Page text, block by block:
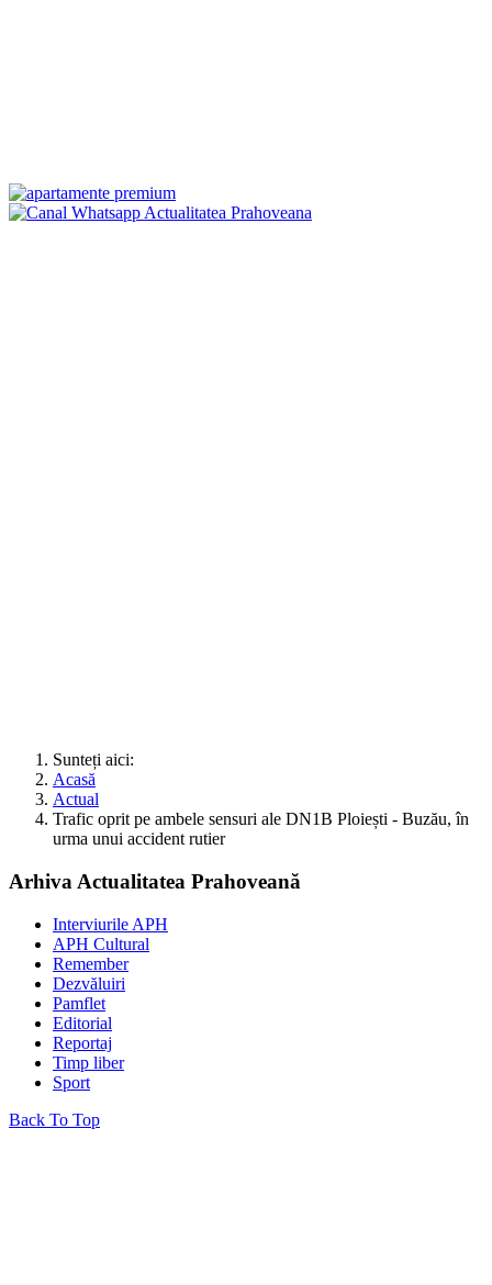
Sunteți aici:
Acasă
Actual
Trafic oprit pe ambele sensuri ale DN1B Ploiești - Buzău, în
urma unui accident rutier
Arhiva Actualitatea Prahoveană
Interviurile APH
APH Cultural
Remember
Dezvăluiri
Pamflet
Editorial
Reportaj
Timp liber
Sport
Back To Top